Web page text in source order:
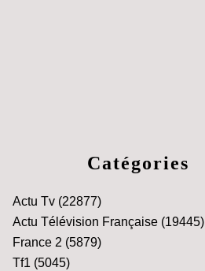
Catégories
Actu Tv (22877)
Actu Télévision Française (19445)
France 2 (5879)
Tf1 (5045)